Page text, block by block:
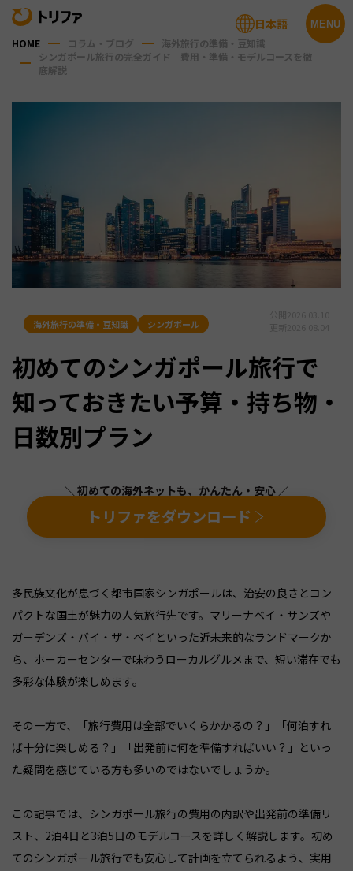
MENU
日本語
HOME コラム・ブログ
海外旅行の準備・豆知識
シンガポール旅行の完全ガイド｜費用・準備・モデルコースを徹
底解説
海外旅行の準備・豆知識 シンガポール
初めてのシンガポール旅行で
知っておきたい予算・持ち物・
日数別プラン
＼ 初めての海外ネットも、かんたん・安心 ／
トリファをダウンロード
多民族文化が息づく都市国家シンガポールは、治安の良さとコン
パクトな国土が魅力の人気旅行先です。マリーナベイ・サンズや
ガーデンズ・バイ・ザ・ベイといった近未来的なランドマークか
ら、ホーカーセンターで味わうローカルグルメまで、短い滞在でも
多彩な体験が楽しめます。
その一方で、「旅行費用は全部でいくらかかるの？」「何泊すれ
ば十分に楽しめる？」「出発前に何を準備すればいい？」といっ
た疑問を感じている方も多いのではないでしょうか。
この記事では、シンガポール旅行の費用の内訳や出発前の準備リ
スト、2泊4日と3泊5日のモデルコースを詳しく解説します。初め
てのシンガポール旅行でも安心して計画を立てられるよう、実用